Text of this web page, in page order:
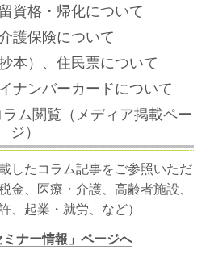
資格・帰化について
護保険について
本）、住民票について
ナンバーカードについて
ム閲覧（メディア掲載ペー
ジ）
したコラム記事をご参照いただ
金、医療・介護、高齢者施設、
、起業・就労、など）
ミナー情報」ページへ